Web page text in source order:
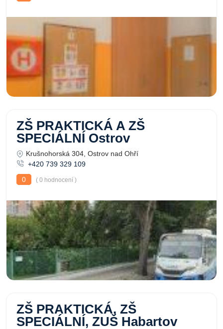
ZŠ PRAKTICKÁ A ZŠ
SPECIÁLNÍ Ostrov
Krušnohorská 304, Ostrov nad Ohří
+420 739 329 109
0
( 0 hodnocení )
ZŠ PRAKTICKÁ, ZŠ
SPECIÁLNÍ, ZUŠ Habartov